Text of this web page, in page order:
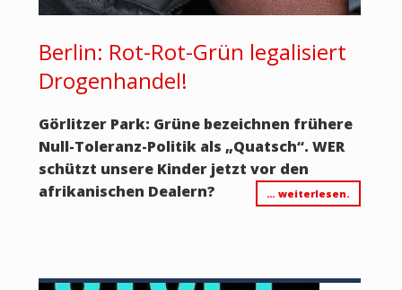
Berlin: Rot-Rot-Grün legalisiert
Drogenhandel!
Görlitzer Park: Grüne bezeichnen frühere
Null-Toleranz-Politik als „Quatsch“. WER
schützt unsere Kinder jetzt vor den
afrikanischen Dealern?
… weiterlesen.